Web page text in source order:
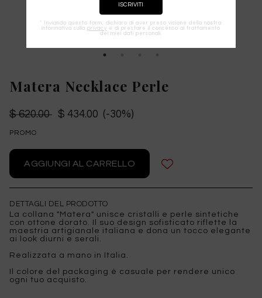
Matera Necklace Perle
$ 620.00 $ 434.00 (-30%)
PROMO
DETTAGLI DEL PRODOTTO
La collana "Matera" unisce cristalli e perle sintetiche
con ottone dorato. Il suo design sofisticato riflette la
maestria artigianale italiana e dona un tocco elegante
ai look diurni e serali.
Realizzata a mano in Italia.
Il colore del packaging è casuale per rendere unico
ogni tuo acquisto.
* Inviando questo form, dichiaro di aver preso visione della nostra
informativa sulla privacy e di prestare il consenso al trattamento
dei miei dati personali.